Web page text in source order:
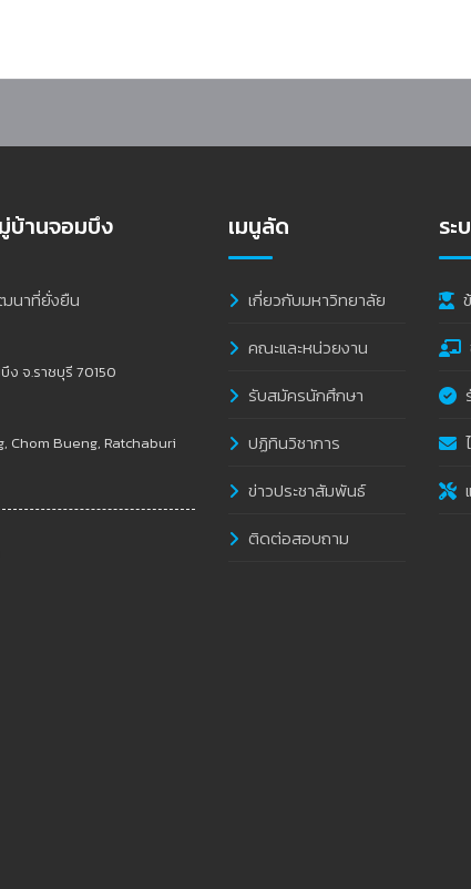
บ้านจอมบึง
นาที่ยั่งยืน
จ.ราชบุรี 70150
Chom Bueng, Ratchaburi
เมนูลัด
เกี่ยวกับมหาวิทยาลัย
คณะและหน่วยงาน
รับสมัครนักศึกษา
ปฏิทินวิชาการ
ข่าวประชาสัมพันธ์
ติดต่อสอบถาม
ระ